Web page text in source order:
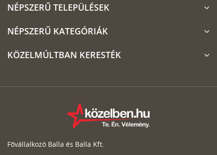
NÉPSZERŰ TELEPÜLÉSEK
NÉPSZERŰ KATEGÓRIÁK
KÖZELMÚLTBAN KERESTÉK
Fővállalkozó Balla és Balla Kft.